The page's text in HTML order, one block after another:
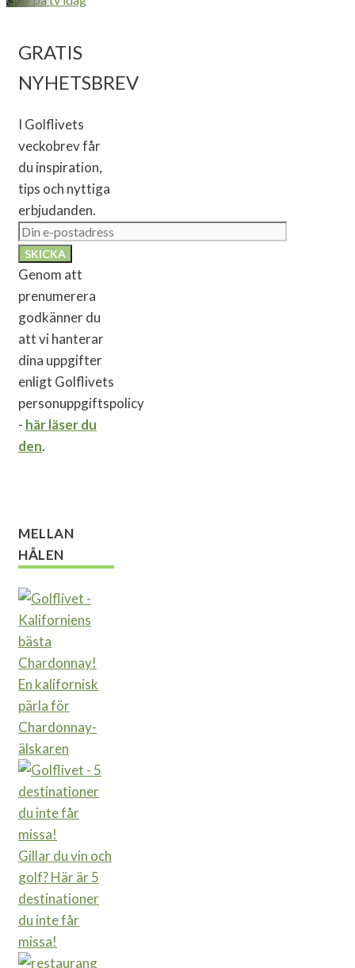
GRATIS
NYHETSBREV
I Golflivets
veckobrev får
du inspiration,
tips och nyttiga
erbjudanden.
Genom att
prenumerera
godkänner du
att vi hanterar
dina uppgifter
enligt Golflivets
personuppgiftspolicy
- här läser du
den.
MELLAN
HÅLEN
En kalifornisk
pärla för
Chardonnay-
älskaren
Gillar du vin och
golf? Här är 5
destinationer
du inte får
missa!